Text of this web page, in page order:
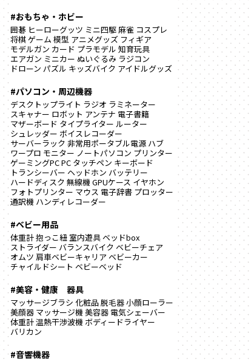
#おもちゃ・ホビー
囲碁 ヒーローグッツ ミニ四駆麻雀 コスプレ
将棋ゲーム 模型 アニメグッズ フィギア
モデルガン カード プラモデル 知育玩具
エアガン ミニカー ぬいぐるみ ラジコン
ドローン パズル キッズバイク アイドルグッズ
#パソコン・周辺機器
デスクトップライト ラジオ ラミネーター
スキャナー ロボット アンテナ 電子書籍
マザーボード タイプライター ルーター
シュレッダー ボイスレコーダー
サーバーラック 非常用ポータブル電源 ハブ
ワープロ モニター ノートパソコン プリンター
ゲーミングPCPC タッチペン キーボード
トランシーバー ヘッドホン バッテリー
ハードディスク 無線機GPUケース イヤホン
フォトプリンター マウス 電子辞書 プロッター
通訳機 ハンディレコーダー
#ベビー用品
体重計抱っこ紐室内遊具 ベッドbox
ストライダー バランスバイク ベビーチェア
オムツ 肩車ベビーキャリア ベビーカー
チャイルドシート ベビーベッド
#美容・健康 器具
マッサージブラシ 化粧品脱毛器小顔ローラー
美顔器 マッサージ機美容器 電気シェーバー
体重計温熱干渉波機 ボディードライヤー
バリカン
#音響機器